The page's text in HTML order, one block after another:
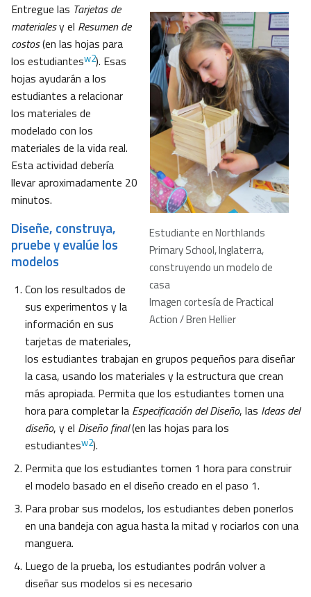
Estudiante en Northlands
Primary School, Inglaterra,
construyendo un modelo de
casa
Imagen cortesía de Practical
Action / Bren Hellier
Entregue las Tarjetas de
materialesy el Resumen de
costos(en las hojas para
los estudiantesw2). Esas
hojas ayudarán a los
estudiantes a relacionar
los materiales de
modelado con los
materiales de la vida real.
Esta actividad debería
llevar aproximadamente 20
minutos.
Diseñe, construya,
pruebe y evalúe los
modelos
Con los resultados de
sus experimentos y la
información en sus
tarjetas de materiales,
los estudiantes trabajan en grupos pequeños para diseñar
la casa, usando los materiales y la estructura que crean
más apropiada. Permita que los estudiantes tomen una
hora para completar la Especificación del Diseño, las Ideas del
diseño, y el Diseño final(en las hojas para los
estudiantesw2).
Permita que los estudiantes tomen 1 hora para construir
el modelo basado en el diseño creado en el paso 1.
Para probar sus modelos, los estudiantes deben ponerlos
en una bandeja con agua hasta la mitad y rociarlos con una
manguera.
Luego de la prueba, los estudiantes podrán volver a
diseñar sus modelos si es necesario